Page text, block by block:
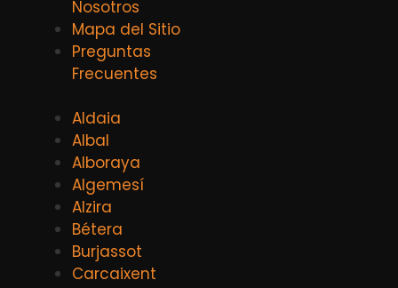
Nosotros
Mapa del Sitio
Preguntas
Frecuentes
Aldaia
Albal
Alboraya
Algemesí
Alzira
Bétera
Burjassot
Carcaixent